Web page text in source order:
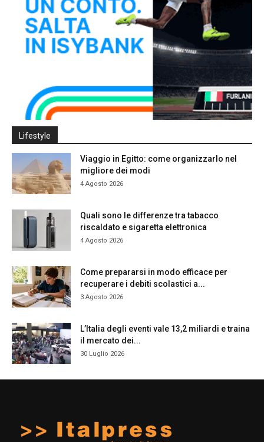
Lifestyle
Viaggio in Egitto: come organizzarlo nel
migliore dei modi
4 Agosto 2026
Quali sono le differenze tra tabacco
riscaldato e sigaretta elettronica
4 Agosto 2026
Come prepararsi in modo efficace per
recuperare i debiti scolastici a...
3 Agosto 2026
L’Italia degli eventi vale 13,2 miliardi e traina
il mercato dei...
30 Luglio 2026